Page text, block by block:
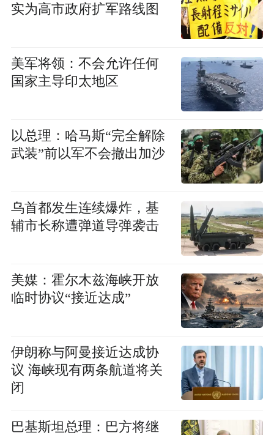
实为高市政府扩军路线图
美军将领：不会允许任何
国家主导印太地区
以总理：哈马斯“完全解除
武装”前以军不会撤出加沙
乌首都发生连续爆炸，基
辅市长称遭弹道导弹袭击
美媒：霍尔木兹海峡开放
临时协议“接近达成”
伊朗称与阿曼接近达成协
议 海峡现有两条航道将关
闭
巴基斯坦总理：巴方将继